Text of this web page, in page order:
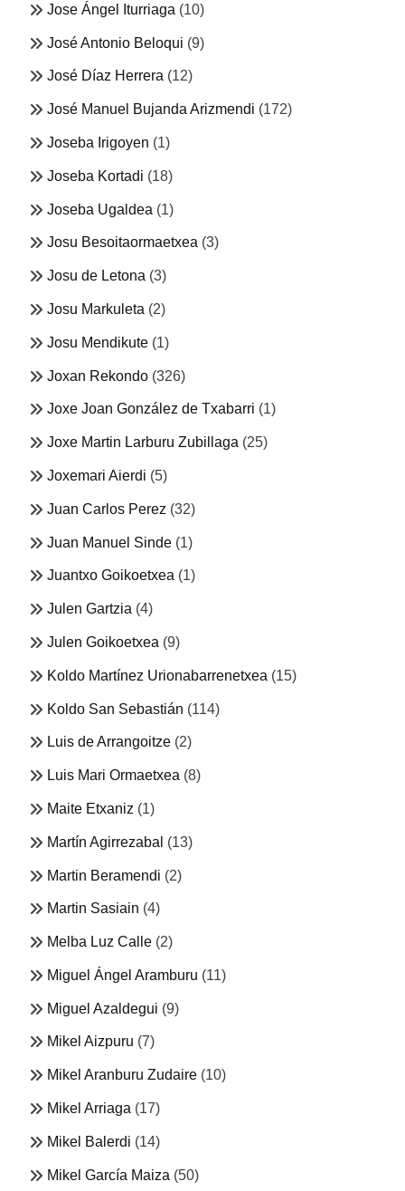
Jose Ángel Iturriaga (10)
José Antonio Beloqui (9)
José Díaz Herrera (12)
José Manuel Bujanda Arizmendi (172)
Joseba Irigoyen (1)
Joseba Kortadi (18)
Joseba Ugaldea (1)
Josu Besoitaormaetxea (3)
Josu de Letona (3)
Josu Markuleta (2)
Josu Mendikute (1)
Joxan Rekondo (326)
Joxe Joan González de Txabarri (1)
Joxe Martin Larburu Zubillaga (25)
Joxemari Aierdi (5)
Juan Carlos Perez (32)
Juan Manuel Sinde (1)
Juantxo Goikoetxea (1)
Julen Gartzia (4)
Julen Goikoetxea (9)
Koldo Martínez Urionabarrenetxea (15)
Koldo San Sebastián (114)
Luis de Arrangoitze (2)
Luis Mari Ormaetxea (8)
Maite Etxaniz (1)
Martín Agirrezabal (13)
Martin Beramendi (2)
Martin Sasiain (4)
Melba Luz Calle (2)
Miguel Ángel Aramburu (11)
Miguel Azaldegui (9)
Mikel Aizpuru (7)
Mikel Aranburu Zudaire (10)
Mikel Arriaga (17)
Mikel Balerdi (14)
Mikel García Maiza (50)